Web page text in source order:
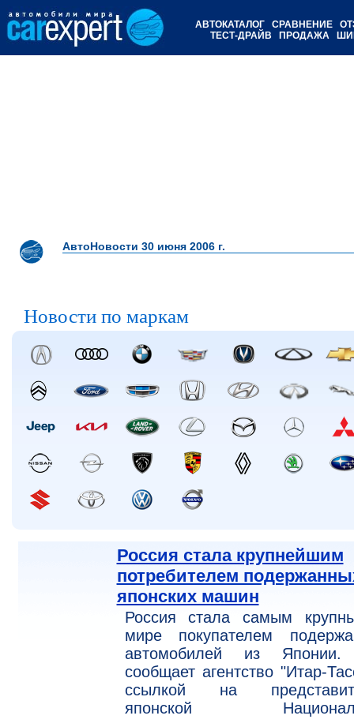
АВТОКАТАЛОГ СРАВНЕНИЕ
ТЕСТ-ДРАЙВ
ПРОДАЖА
АвтоНовости 30 июня 2006 г.
Новости по маркам
Россия стала крупнейшим
потребителем
японских машин
Россия стала самым
мире покупателем
автомобилей из
сообщает агентство "Итар-
ссылкой на
японской